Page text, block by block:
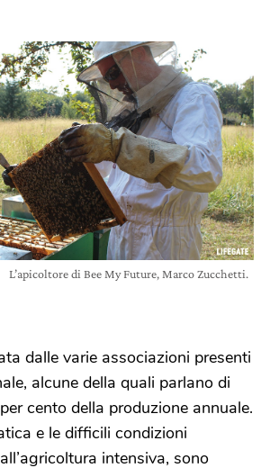
L’apicoltore di Bee My Future, Marco Zucchetti.
dalle varie associazioni presenti
alcune della quali parlano di
cento della produzione annuale.
e le difficili condizioni
intensiva, sono